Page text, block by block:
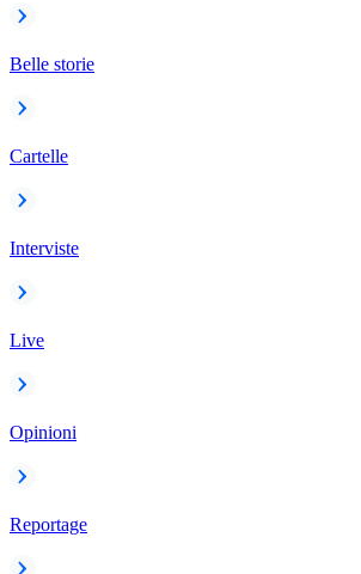
Belle storie
Cartelle
Interviste
Live
Opinioni
Reportage